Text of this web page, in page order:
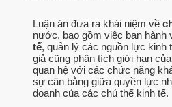
Luận án đưa ra khái niệm về
nước, bao gồm việc ban hành
tế, quản lý các nguồn lực kinh
giả cũng phân tích giới hạn
quan hệ với các chức năng
sự cân bằng giữa quyền lực
doanh của các chủ thể kinh tế.